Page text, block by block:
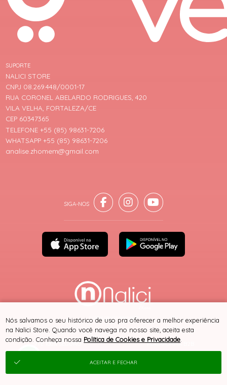
SITE 100% SEGURO PLATAFORMA B2B
SUPORTE
NALICI STORE
CNPJ 08.269.448/0001-17
RUA CORONEL ABELARDO RODRIGUES, 420
VILA VELHA, FORTALEZA/CE
CEP 60347365
TELEFONE +55 (85) 98631-7206
WHATSAPP +55 (85) 98631-7206
analise.zhomem@gmail.com
® TODOS DIREITOS RESERVADOS
Nós salvamos o seu histórico de uso pra oferecer a melhor experiência
na Nalici Store. Quando você navega no nosso site, aceita esta
condição. Conheça nossa Política de Cookies e Privacidade
ACEITAR E FECHAR